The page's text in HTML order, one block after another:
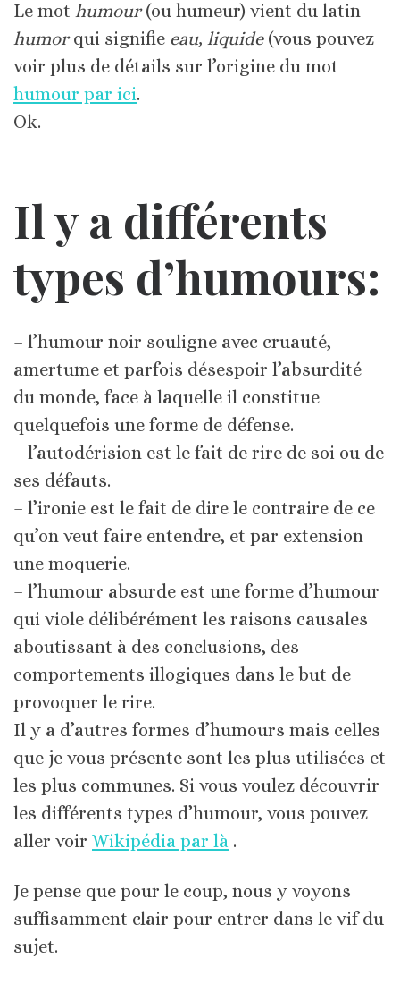
Le mot humour(ou humeur) vient du latin
humorqui signifie eau, liquide(vous pouvez
voir plus de détails sur l’origine du mot
humour par ici.
Ok.
Il y a différents
types d’humours:
– l’humour noir souligne avec cruauté,
amertume et parfois désespoir l’absurdité
du monde, face à laquelle il constitue
quelquefois une forme de défense.
– l’autodérision est le fait de rire de soi ou de
ses défauts.
– l’ironie est le fait de dire le contraire de ce
qu’on veut faire entendre, et par extension
une moquerie.
– l’humour absurde est une forme d’humour
qui viole délibérément les raisons causales
aboutissant à des conclusions, des
comportements illogiques dans le but de
provoquer le rire.
Il y a d’autres formes d’humours mais celles
que je vous présente sont les plus utilisées et
les plus communes. Si vous voulez découvrir
les différents types d’humour, vous pouvez
aller voir Wikipédia par là .
Je pense que pour le coup, nous y voyons
suffisamment clair pour entrer dans le vif du
sujet.